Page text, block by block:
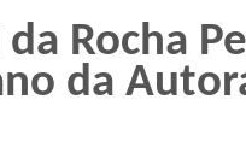
Rocha
da